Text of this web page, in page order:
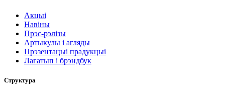
Акцыі
Навіны
Прэс-рэлізы
Артыкулы і агляды
Прэзентацыі прадукцыі
Лагатып і брэндбук
Структура